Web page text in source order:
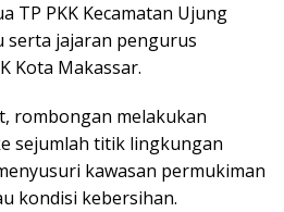
TP PKK Kecamatan Ujung
serta jajaran pengurus
Kota Makassar.
rombongan melakukan
sejumlah titik lingkungan
kawasan permukiman
kondisi kebersihan.